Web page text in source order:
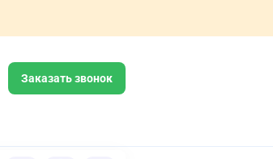
Заказать звонок